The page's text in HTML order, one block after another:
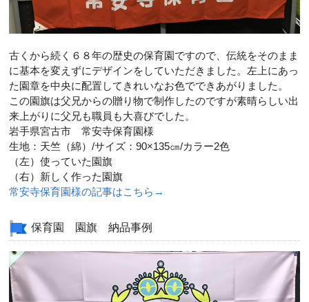
古くから続く６８年の歴史の保育園ですので、伝統をそのまま
に基本を変えずにデザインをしていただきました。左上にあっ
た園章を中央に配置してきれいなお色でできあがりました。
この園旗は父兄からの贈り物で制作したのですが素晴らしい出
来上がりに父兄も職員も大喜びでした。
岩手県宮古市 常安寺保育園様
生地：天竺（綿）/サイズ：90×135㎝/カラー2色
（左）使っていた園旗
（右）新しく作った園旗
常安寺保育園様の記事はこちら→
保育園 園旗 納品事例